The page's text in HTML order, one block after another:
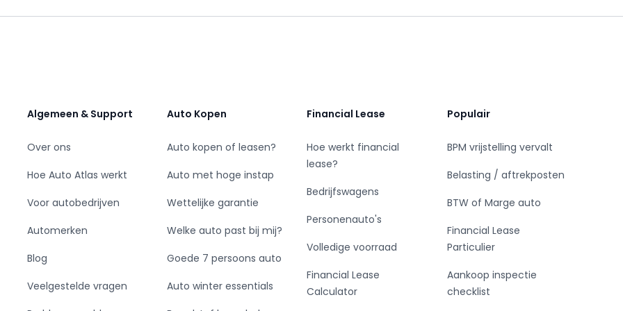
Algemeen & Support
Over ons
Hoe Auto Atlas werkt
Voor autobedrijven
Automerken
Blog
Veelgestelde vragen
Auto Kopen
Auto kopen of leasen?
Auto met hoge instap
Wettelijke garantie
Welke auto past bij mij?
Goede 7 persoons auto
Auto winter essentials
Financial Lease
Hoe werkt financial
lease?
Bedrijfswagens
Personenauto's
Volledige voorraad
Financial Lease
Calculator
Populair
BPM vrijstelling vervalt
Belasting / aftrekposten
BTW of Marge auto
Financial Lease
Particulier
Aankoop inspectie
checklist